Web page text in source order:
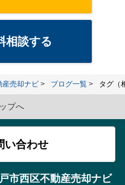
相談する
産売却ナビ ブログ一覧 タグ（
プへ
い合わせ
市西区不動産売却ナビ